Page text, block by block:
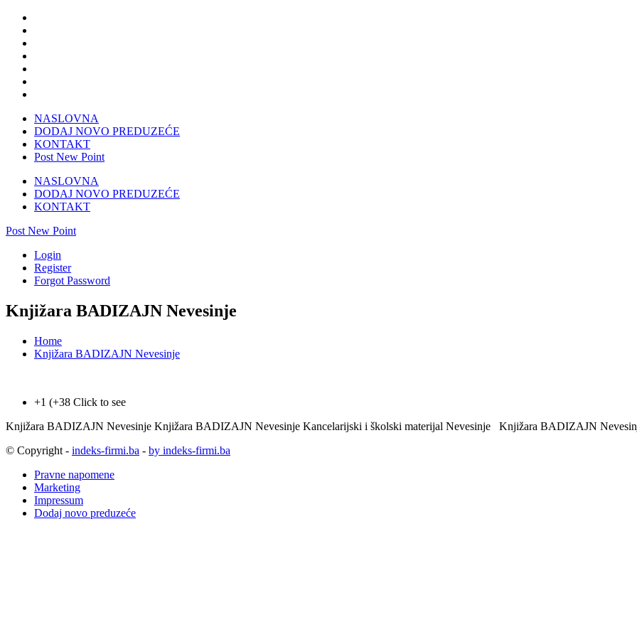
NASLOVNA
DODAJ NOVO PREDUZEĆE
KONTAKT
Post New Point
NASLOVNA
DODAJ NOVO PREDUZEĆE
KONTAKT
Post New Point
Login
Register
Forgot Password
Knjižara BADIZAJN Nevesinje
Home
Knjižara BADIZAJN Nevesinje
+1 (+38 Click to see
Knjižara BADIZAJN Nevesinje Knjižara BADIZAJN Nevesinje Kancelarijski i školski materijal Nevesinje Knjižara BADIZAJN
© Copyright - indeks-firmi.ba - by indeks-firmi.ba
Pravne napomene
Marketing
Impressum
Dodaj novo preduzeće